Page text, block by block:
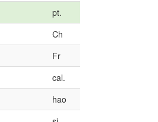
pt.
Ch
Fr
cal.
hao